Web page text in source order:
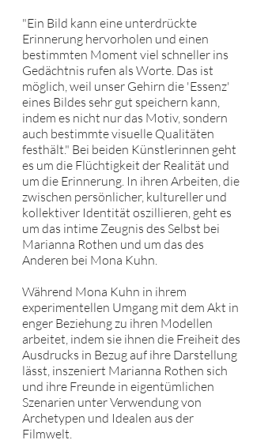
"Ein Bild kann eine unterdrückte
Erinnerung hervorholen und einen
bestimmten Moment viel schneller ins
Gedächtnis rufen als Worte. Das ist
möglich, weil unser Gehirn die 'Essenz'
eines Bildes sehr gut speichern kann,
indem es nicht nur das Motiv, sondern
auch bestimmte visuelle Qualitäten
festhält." Bei beiden Künstlerinnen geht
es um die Flüchtigkeit der Realität und
um die Erinnerung. In ihren Arbeiten, die
zwischen persönlicher, kultureller und
kollektiver Identität oszillieren, geht es
um das intime Zeugnis des Selbst bei
Marianna Rothen und um das des
Anderen bei Mona Kuhn.
Während Mona Kuhn in ihrem
experimentellen Umgang mit dem Akt in
enger Beziehung zu ihren Modellen
arbeitet, indem sie ihnen die Freiheit des
Ausdrucks in Bezug auf ihre Darstellung
lässt, inszeniert Marianna Rothen sich
und ihre Freunde in eigentümlichen
Szenarien unter Verwendung von
Archetypen und Idealen aus der
Filmwelt.